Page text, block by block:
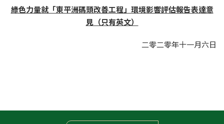
綠色力量就「東平洲碼頭改善工程」環境影響評估報告表達意
見（只有英文）
二零二零年十一月六日